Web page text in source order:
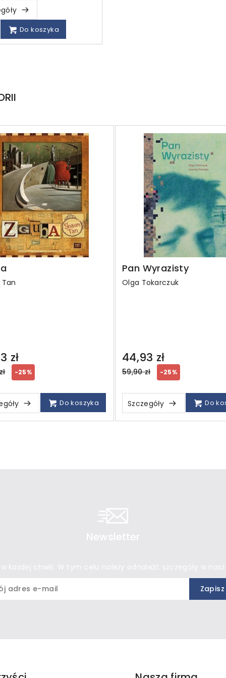
Do koszyka
zł
-25%
Do koszyka
Pan Wyrazisty
Olga Tokarczuk
44,93 zł
Regular
59,90 zł -25%
Szczegóły Do